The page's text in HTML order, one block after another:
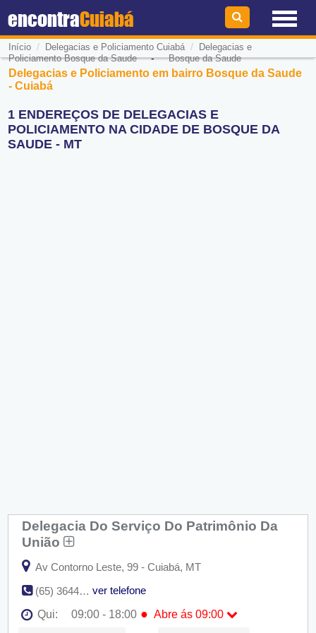
encontraCuiabá
Início / Delegacias e Policiamento Cuiabá/
Delegacias e
Policiamento Bosque da Saude-Bosque da Saude
Delegacias e Policiamento em bairro Bosque da Saude
- Cuiabá
1 ENDEREÇOS DE DELEGACIAS E
POLICIAMENTO NA CIDADE DE BOSQUE DA
SAUDE - MT
Delegacia Do Serviço Do Patrimônio Da
União
Av Contorno Leste, 99 - Cuiabá, MT
(65) 3644-6129
ver telefone
Qui:
09:00 - 18:00 ● Abre ás 09:00